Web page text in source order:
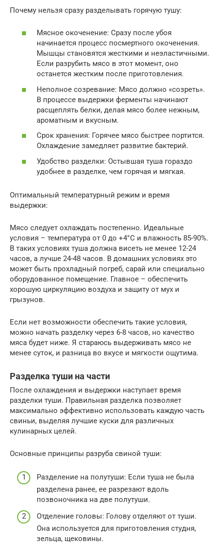
Почему нельзя сразу разделывать горячую тушу:
Мясное окоченение: Сразу после убоя
начинается процесс посмертного окоченения.
Мышцы становятся жесткими и неэластичными.
Если разрубить мясо в этот момент, оно
останется жестким после приготовления.
Неполное созревание: Мясо должно «созреть».
В процессе выдержки ферменты начинают
расщеплять белки, делая мясо более нежным,
ароматным и вкусным.
Срок хранения: Горячее мясо быстрее портится.
Охлаждение замедляет развитие бактерий.
Удобство разделки: Остывшая туша гораздо
удобнее в разделке, чем горячая и мягкая.
Оптимальный температурный режим и время
выдержки:
Мясо следует охлаждать постепенно. Идеальные
условия – температура от 0 до +4°C и влажность 85-90%.
В таких условиях туша должна висеть не менее 12-24
часов, а лучше 24-48 часов. В домашних условиях это
может быть прохладный погреб, сарай или специально
оборудованное помещение. Главное – обеспечить
хорошую циркуляцию воздуха и защиту от мух и
грызунов.
Если нет возможности обеспечить такие условия,
можно начать разделку через 6-8 часов, но качество
мяса будет ниже. Я стараюсь выдерживать мясо не
менее суток, и разница во вкусе и мягкости ощутима.
Разделка туши на части
После охлаждения и выдержки наступает время
разделки туши. Правильная разделка позволяет
максимально эффективно использовать каждую часть
свиньи, выделяя лучшие куски для различных
кулинарных целей.
Основные принципы разруба свиной туши:
Разделение на полутуши: Если туша не была
разделена ранее, ее разрезают вдоль
позвоночника на две полутуши.
Отделение головы: Голову отделяют от туши.
Она используется для приготовления студня,
зельца, щековины.